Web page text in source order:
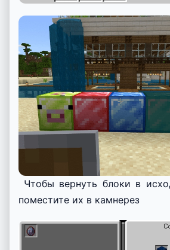
Чтобы вернуть блоки в
поместите их в камнерез